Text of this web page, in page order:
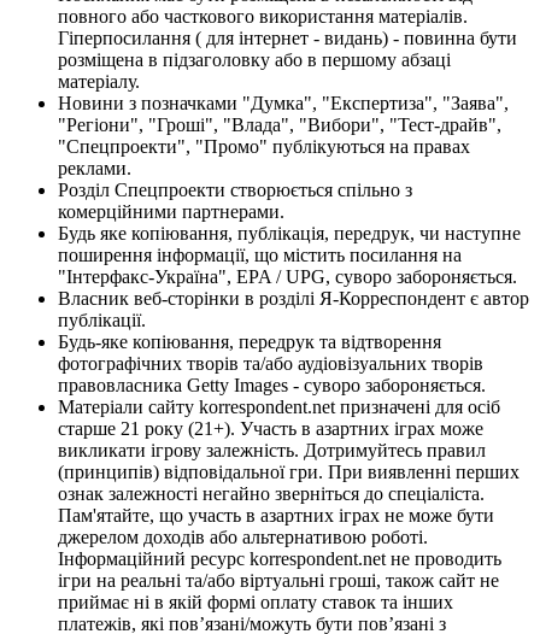
повного або часткового використання матеріалів.
Гіперпосилання ( для інтернет - видань) - повинна бути
розміщена в підзаголовку або в першому абзаці
матеріалу.
Новини з позначками "Думка", "Експертиза", "Заява",
"Регіони", "Гроші", "Влада", "Вибори", "Тест-драйв",
"Спецпроекти", "Промо" публікуються на правах
реклами.
Розділ Спецпроекти створюється спільно з
комерційними партнерами.
Будь яке копіювання, публікація, передрук, чи наступне
поширення інформації, що містить посилання на
"Інтерфакс-Україна", EPA / UPG, суворо забороняється.
Власник веб-сторінки в розділі Я-Корреспондент є автор
публікації.
Будь-яке копіювання, передрук та відтворення
фотографічних творів та/або аудіовізуальних творів
правовласника Getty Images - суворо забороняється.
Матеріали сайту korrespondent.net призначені для осіб
старше 21 року (21+). Участь в азартних іграх може
викликати ігрову залежність. Дотримуйтесь правил
(принципів) відповідальної гри. При виявленні перших
ознак залежності негайно зверніться до спеціаліста.
Пам'ятайте, що участь в азартних іграх не може бути
джерелом доходів або альтернативою роботі.
Інформаційний ресурс korrespondent.net не проводить
ігри на реальні та/або віртуальні гроші, також сайт не
приймає ні в якій формі оплату ставок та інших
платежів, які пов’язані/можуть бути пов’язані з